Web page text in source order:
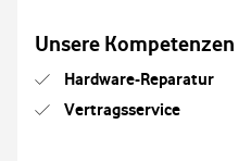
Unsere Kompetenzen
Hardware-Reparatur
Vertragsservice